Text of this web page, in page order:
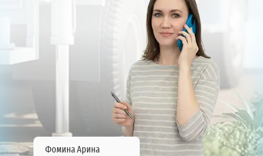
Фомина Арина